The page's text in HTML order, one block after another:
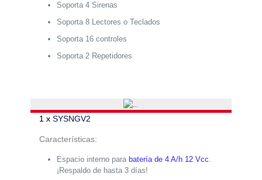
Soporta 4 Sirenas
Soporta 8 Lectores o Teclados
Soporta 16 controles
Soporta 2 Repetidores
1 x SYSNGV2
Características:
Espacio interno para batería de 4 A/h 12 Vcc.
¡Respaldo de hasta 3 días!